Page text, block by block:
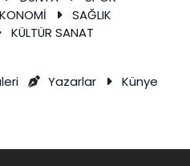
SAĞLIK
KÜLTÜR SANAT
Yazarlar
Künye